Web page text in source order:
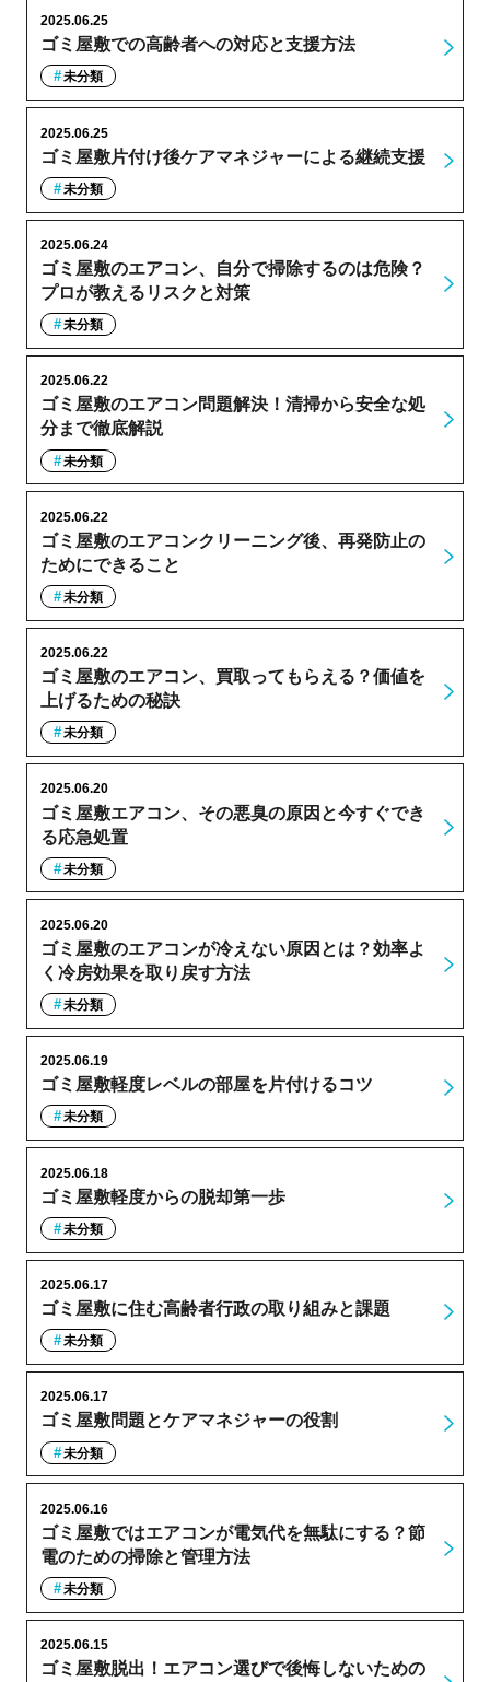
ゴミ屋敷での高齢者への対応と支援方法
2025.06.25
未分類
ゴミ屋敷片付け後ケアマネジャーによる継続支援
2025.06.25
未分類
ゴミ屋敷のエアコン、自分で掃除するのは危険？
プロが教えるリスクと対策
2025.06.24
未分類
ゴミ屋敷のエアコン問題解決！清掃から安全な処
分まで徹底解説
2025.06.22
未分類
ゴミ屋敷のエアコンクリーニング後、再発防止の
ためにできること
2025.06.22
未分類
ゴミ屋敷のエアコン、買取ってもらえる？価値を
上げるための秘訣
2025.06.22
未分類
ゴミ屋敷エアコン、その悪臭の原因と今すぐでき
る応急処置
2025.06.20
未分類
ゴミ屋敷のエアコンが冷えない原因とは？効率よ
く冷房効果を取り戻す方法
2025.06.20
未分類
ゴミ屋敷軽度レベルの部屋を片付けるコツ
2025.06.19
未分類
ゴミ屋敷軽度からの脱却第一歩
2025.06.18
未分類
ゴミ屋敷に住む高齢者行政の取り組みと課題
2025.06.17
未分類
ゴミ屋敷問題とケアマネジャーの役割
2025.06.17
未分類
ゴミ屋敷ではエアコンが電気代を無駄にする？節
電のための掃除と管理方法
2025.06.16
未分類
ゴミ屋敷脱出！エアコン選びで後悔しないための
2025.06.15